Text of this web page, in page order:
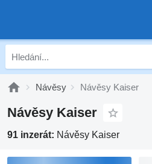
Návěsy Návěsy Kaiser
Návěsy Kaiser
91 inzerát: Návěsy Kaiser